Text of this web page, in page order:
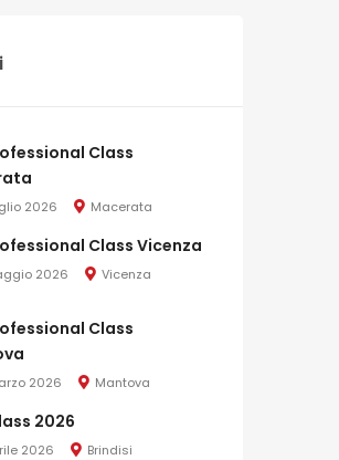
Class
2026 Macerata
Class Vicenza
2026 Vicenza
Class
2026 Mantova
2026
2026 Brindisi